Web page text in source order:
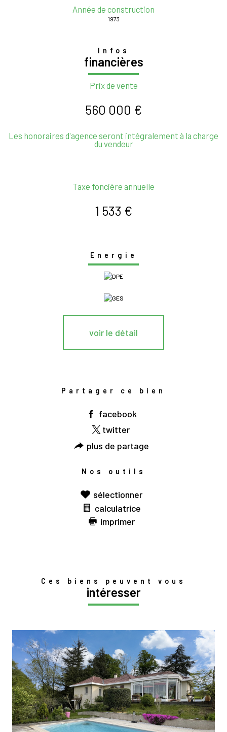
Année de construction
1973
Infos
financières
Prix de vente
560 000 €
Les honoraires d'agence seront intégralement à la charge
du vendeur
Taxe foncière annuelle
1 533 €
Energie
voir le détail
Partager ce bien
facebook
twitter
plus de partage
Nos outils
sélectionner
calculatrice
imprimer
Ces biens peuvent vous
intéresser
voir le bien